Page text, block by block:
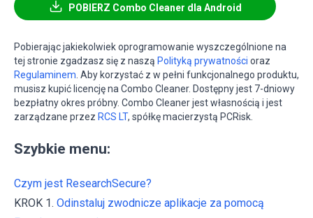
POBIERZ Combo Cleaner dla Android
Pobierając jakiekolwiek oprogramowanie wyszczególnione na
tej stronie zgadzasz się z naszą Polityką prywatności oraz
Regulaminem . Aby korzystać z w pełni funkcjonalnego produktu,
musisz kupić licencję na Combo Cleaner. Dostępny jest 7-dniowy
bezpłatny okres próbny. Combo Cleaner jest własnością i jest
zarządzane przez RCS LT, spółkę macierzystą PCRisk.
Szybkie menu:
Czym jest ResearchSecure?
KROK 1. Odinstaluj zwodnicze aplikacje za pomocą